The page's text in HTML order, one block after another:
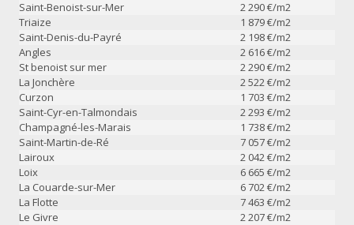
Saint-Benoist-sur-Mer
2 290€/m2
Triaize
1 879€/m2
Saint-Denis-du-Payré
2 198€/m2
Angles
2 616€/m2
St benoist sur mer
2 290€/m2
La Jonchère
2 522 €/m2
Curzon
1 703 €/m2
Saint-Cyr-en-Talmondais
2 293 €/m2
Champagné-les-Marais
1 738€/m2
Saint-Martin-de-Ré
7 057€/m2
Lairoux
2 042 €/m2
Loix
6 665 €/m2
La Couarde-sur-Mer
6 702 €/m2
La Flotte
7 463 €/m2
Le Givre
2 207€/m2